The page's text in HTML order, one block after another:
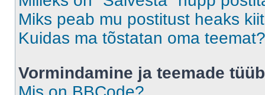
Miks peab mu postitust heaks
Kuidas ma tõstatan oma teemat?
Vormindamine ja teemade